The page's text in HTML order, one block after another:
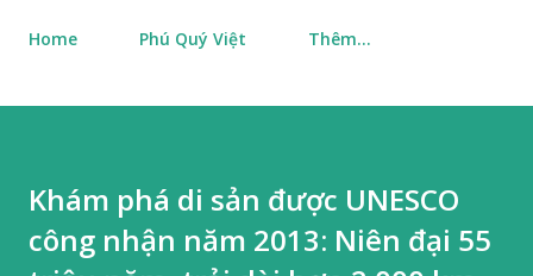
Home Phú Quý Việt Thêm…
Khám phá di sản được UNESCO
công nhận năm 2013: Niên đại 55